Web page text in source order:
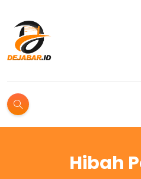
Hibah